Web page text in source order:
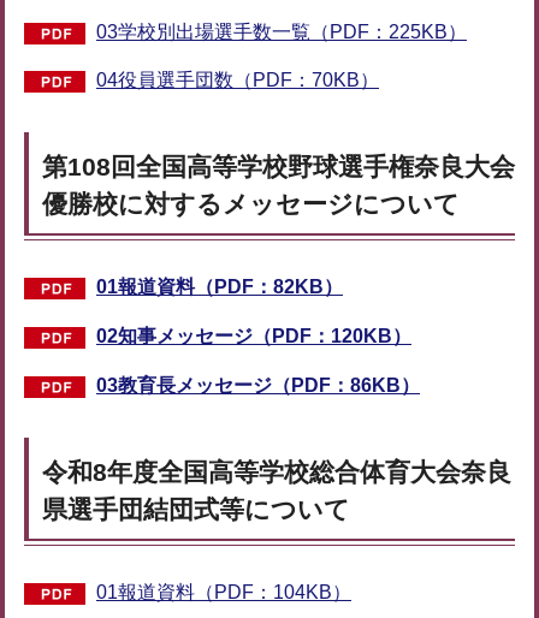
03学校別出場選手数一覧（PDF：225KB）
04役員選手団数（PDF：70KB）
第108回全国高等学校野球選手権奈良大会
優勝校に対するメッセージについて
01報道資料（PDF：82KB）
02知事メッセージ（PDF：120KB）
03教育長メッセージ（PDF：86KB）
令和8年度全国高等学校総合体育大会奈良
県選手団結団式等について
01報道資料（PDF：104KB）